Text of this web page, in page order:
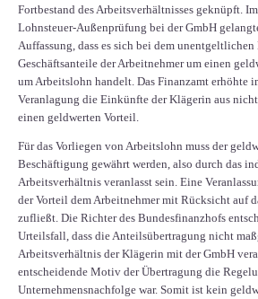
Fortbestand des Arbeitsverhältnisses geknüpft.
Lohnsteuer-Außenprüfung bei der GmbH
Auffassung, dass es sich bei dem unentgeltlichen
Geschäftsanteile der Arbeitnehmer um einen
um Arbeitslohn handelt. Das Finanzamt erhöhte
Veranlagung die Einkünfte der Klägerin aus
einen geldwerten Vorteil.
Für das Vorliegen von Arbeitslohn muss der
Beschäftigung gewährt werden, also durch das
Arbeitsverhältnis veranlasst sein. Eine
der Vorteil dem Arbeitnehmer mit Rücksicht auf
zufließt. Die Richter des Bundesfinanzhofs
Urteilsfall, dass die Anteilsübertragung nicht
Arbeitsverhältnis der Klägerin mit der GmbH
entscheidende Motiv der Übertragung die
Unternehmensnachfolge war. Somit ist kein